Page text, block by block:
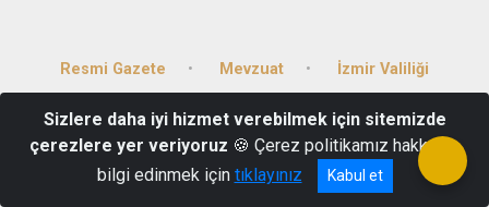
Resmi Gazete Mevzuat İzmir Valiliği
Huzur Mah. Mithatpaşa Cad. No:477/A Narlıdere/İZMİR
(0232) 238 80 11
Sizlere daha iyi hizmet verebilmek için sitemizde
çerezlere yer veriyoruz 🍪 Çerez politikamız hakkında
bilgi edinmek için tıklayınız Kabul et